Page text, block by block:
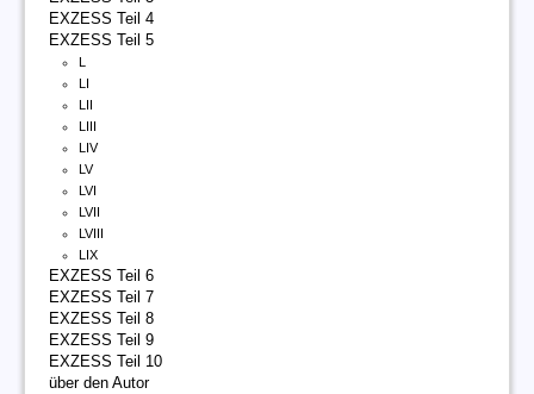
EXZESS Teil 4
EXZESS Teil 5
LIV
LV
LVI
LVII
LVIII
LIX
EXZESS Teil 6
EXZESS Teil 7
EXZESS Teil 8
EXZESS Teil 9
EXZESS Teil 10
über den Autor